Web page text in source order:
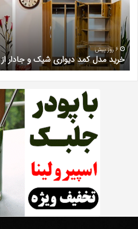
شیک
جادار
از
«کمد
پازلی»
6 روز پیش
خرید مدل کمد دیواری شیک و جادار از